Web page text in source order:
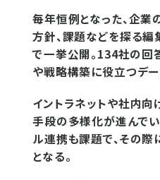
毎年恒例となった、企
方針、課題などを探る
で一挙公開。134社の回
や戦略構築に役立つデー
イントラネットや社内
手段の多様化が進んで
ル連携も課題で、その
となる。